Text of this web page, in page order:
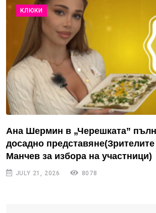
КЛЮКИ
Ана Шермин в „Черешката”
досадно
Манчев за избора на участници)
JULY 21, 2026 8078